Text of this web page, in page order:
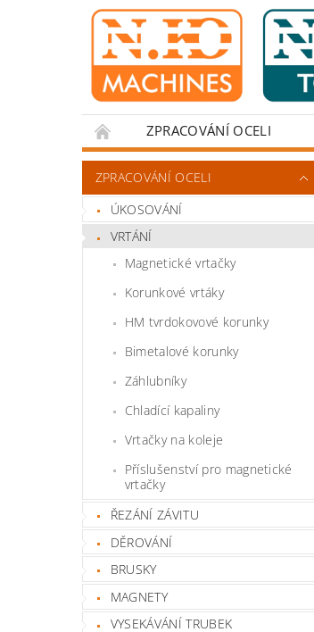
ZPRACOVÁNÍ OCELI
ZPRACOVÁNÍ OCELI
ÚKOSOVÁNÍ
VRTÁNÍ
Magnetické vrtačky
Korunkové vrtáky
HM tvrdokovové korunky
Bimetalové korunky
Záhlubníky
Chladící kapaliny
Vrtačky na koleje
Příslušenství pro magnetické
vrtačky
ŘEZÁNÍ ZÁVITU
DĚROVÁNÍ
BRUSKY
MAGNETY
VYSEKÁVÁNÍ TRUBEK